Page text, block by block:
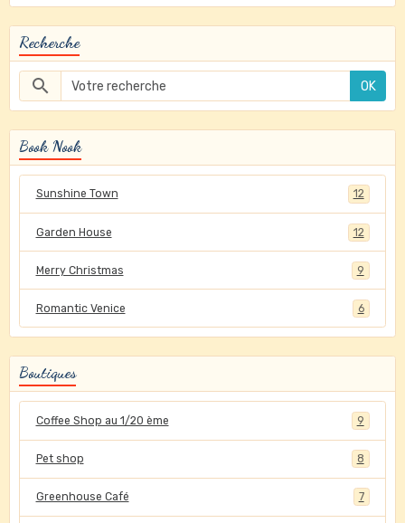
Recherche
OK
Book Nook
Sunshine Town 12
Garden House 12
Merry Christmas 9
Romantic Venice 6
Boutiques
Coffee Shop au 1/20 ème 9
Pet shop 8
Greenhouse Café 7